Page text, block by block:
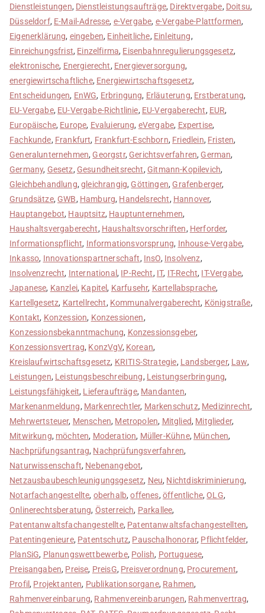
Dienstleistungen, Dienstleistungsaufträge, Direktvergabe, Doitsu,
Düsseldorf, E-Mail-Adresse, e-Vergabe, e-Vergabe-Plattformen,
Eigenerklärung, eingeben, Einheitliche, Einleitung,
Einreichungsfrist, Einzelfirma, Eisenbahnregulierungsgesetz,
elektronische, Energierecht, Energieversorgung,
energiewirtschaftliche, Energiewirtschaftsgesetz,
Entscheidungen, EnWG, Erbringung, Erläuterung, Erstberatung,
EU-Vergabe, EU-Vergabe-Richtlinie, EU-Vergaberecht, EUR,
Europäische, Europe, Evaluierung, eVergabe, Expertise,
Fachkunde, Frankfurt, Frankfurt-Eschborn, Friedlein, Fristen,
Generalunternehmen, Georgstr, Gerichtsverfahren, German,
Germany, Gesetz, Gesundheitsrecht, Gitmann-Kopilevich,
Gleichbehandlung,gleichrangig, Göttingen, Grafenberger,
Grundsätze, GWB, Hamburg, Handelsrecht, Hannover,
Hauptangebot, Hauptsitz, Hauptunternehmen,
Haushaltsvergaberecht, Haushaltsvorschriften, Herforder,
Informationspflicht, Informationsvorsprung, Inhouse-Vergabe,
Inkasso, Innovationspartnerschaft, InsO, Insolvenz,
Insolvenzrecht, International , IP-Recht, IT, IT-Recht, IT-Vergabe,
Japanese, Kanzlei, Kapitel, Karfusehr, Kartellabsprache,
Kartellgesetz, Kartellrecht, Kommunalvergaberecht, Königstraße,
Kontakt, Konzession, Konzessionen,
Konzessionsbekanntmachung, Konzessionsgeber,
Konzessionsvertrag, KonzVgV, Korean,
Kreislaufwirtschaftsgesetz, KRITIS-Strategie, Landsberger, Law,
Leistungen, Leistungsbeschreibung, Leistungserbringung,
Leistungsfähigkeit, Lieferaufträge, Mandanten,
Markenanmeldung, Markenrechtler, Markenschutz, Medizinrecht,
Mehrwertsteuer, Menschen, Metropolen, Mitglied, Mitglieder,
Mitwirkung, möchten, Moderation, Müller-Kühne, München,
Nachprüfungsantrag, Nachprüfungsverfahren,
Naturwissenschaft, Nebenangebot,
Netzausbaubeschleunigungsgesetz, Neu, Nichtdiskriminierung,
Notarfachangestellte, oberhalb,offenes,öffentliche,OLG,
Onlinerechtsberatung, Österreich, Parkallee,
Patentanwaltsfachangestellte, Patentanwaltsfachangestellten,
Patentingenieure, Patentschutz, Pauschalhonorar, Pflichtfelder,
PlanSiG, Planungswettbewerbe, Polish, Portuguese,
Preisangaben, Preise, PreisG, Preisverordnung, Procurement,
Profil, Projektanten, Publikationsorgane, Rahmen,
Rahmenvereinbarung, Rahmenvereinbarungen, Rahmenvertrag,